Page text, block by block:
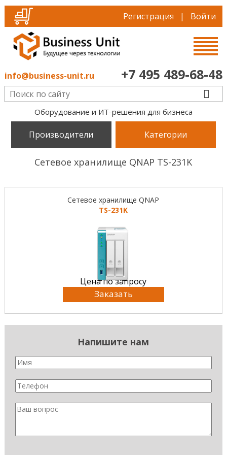
Регистрация | Войти
info@business-unit.ru +7 495 489-68-48
Оборудование и ИТ-решения для бизнеса
Производители Категории
Сетевое хранилище QNAP TS-231K
Cетевое хранилище QNAP
TS-231K
Цена по запросу
Заказать
Напишите нам